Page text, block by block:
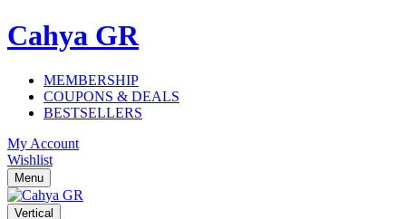
Cahya GR
MEMBERSHIP
COUPONS & DEALS
BESTSELLERS
My Account
Wishlist
Menu
Vertical